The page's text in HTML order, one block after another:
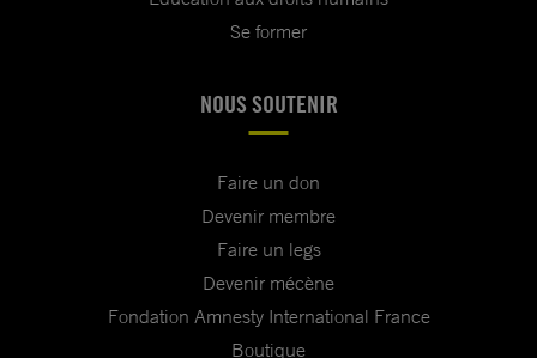
Se former
NOUS SOUTENIR
Faire un don
Devenir membre
Faire un legs
Devenir mécène
Fondation Amnesty International France
Boutique